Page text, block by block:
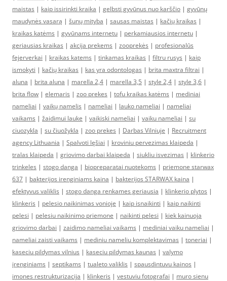
maistas | kaip issirinkti kraika | gelbsti gyvūnus nuo karščio | gyvūnų
maudynės vasarą | šunų mityba | sausas maistas | kačių kraikas |
kraikas katėms | gyvūnams internetu | perkamiausios internetu |
geriausias kraikas | akcija prekems | zooprekės | profesionalūs
fejerverkai | kraikas katems | tinkamas kraikas | filtru rusys | kaip
ismokyti | kačių kraikas | kas yra odontologas | brita maxtra filtrai |
aluna | brita aluna | marella 2,4 | marella 3,5 | style 2,4 | style 3,6 |
brita flow | elemaris | zoo prekes | tofu kraikas katėms | mediniai
nameliai | vaikų namelis | nameliai | lauko nameliai | nameliai
vaikams | žaidimui lauke | vaikiski nameliai | vaiku nameliai | su
ciuozykla | su čiuožykla | zoo prekes | Darbas Vilniuje | Recruitment
agency Lithuania | Spalvoti lęšiai | kroviniu pervezimas klaipeda |
tralas klaipeda | griovimo darbai klaipeda | siukliu isvezimas | klinkerio
trinkeles | stogo danga | biopreparatai nuotekoms | priemone starwax
637 | bakterijos irenginiams kaina | bakterijos STARWAX kaina |
efektyvus valiklis | stogo danga renkames geriausia | klinkerio plytos |
klinkeris | pelesio naikinimas vonioje | kaip isnaikinti | kaip naikinti
pelesi | pelesiu naikinimo priemone | naikinti pelesi | kiek kainuoja
griovimo darbai | zaidimo nameliai vaikams | mediniai vaiku nameliai |
nameliai zaisti vaikams | mediniu nameliu komplektavimas | toneriai |
kaseciu pildymas vilnius | kaseciu pildymas kaunas | valymo
įrenginiams | septikams | tualeto valiklis | spausdintuvu kainos |
imones restrukturizacija | klinkeris | vestuviu fotografai | muro sienu